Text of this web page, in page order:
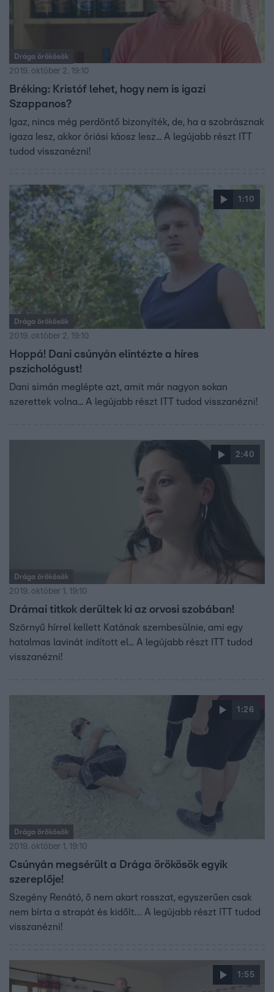
Drága örökösök
2019. október 2. 19:10
Bréking: Kristóf lehet, hogy nem is igazi
Szappanos?
Igaz, nincs még perdöntő bizonyíték, de, ha a szobrásznak
igaza lesz, akkor óriási káosz lesz... A legújabb részt ITT
tudod visszanézni!
1:10
Drága örökösök
2019. október 2. 19:10
Hoppá! Dani csúnyán elintézte a híres
pszichológust!
Dani simán meglépte azt, amit már nagyon sokan
szerettek volna... A legújabb részt ITT tudod visszanézni!
2:40
Drága örökösök
2019. október 1. 19:10
Drámai titkok derültek ki az orvosi szobában!
Szörnyű hírrel kellett Katának szembesülnie, ami egy
hatalmas lavinát indított el... A legújabb részt ITT tudod
visszanézni!
1:26
Drága örökösök
2019. október 1. 19:10
Csúnyán megsérült a Drága örökösök egyik
szereplője!
Szegény Renátó, ő nem akart rosszat, egyszerűen csak
nem bírta a strapát és kidőlt… A legújabb részt ITT tudod
visszanézni!
1:55